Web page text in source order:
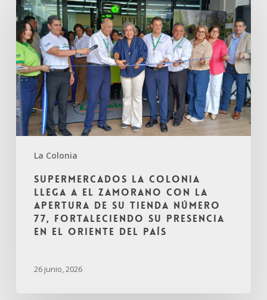
La Colonia
Supermercados La Colonia
llega a El Zamorano con la
apertura de su tienda número
77, fortaleciendo su presencia
en el oriente del país
26 junio, 2026